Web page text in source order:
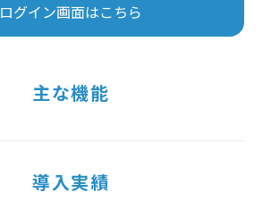
ログイン画面はこちら
主な機能
導入実績